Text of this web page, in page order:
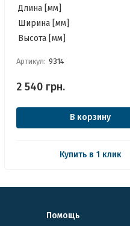
Длина [мм]
Ширина [мм]
Высота [мм]
Артикул: 9314
2 540 грн.
В корзину
Купить в 1 клик
Помощь